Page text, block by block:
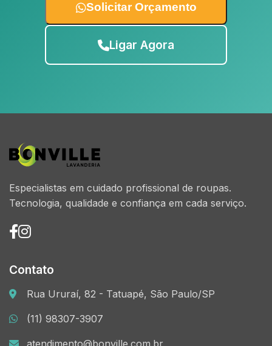
Solicitar Orçamento
Ligar Agora
Especialistas em cuidado profissional de roupas.
Tecnologia, qualidade e confiança em cada serviço.
Contato
Rua Ururaí, 82 - Tatuapé, São Paulo/SP
(11) 98307-3907
atendimento@bonville.com.br